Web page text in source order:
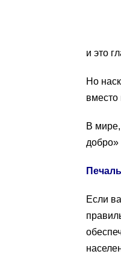
и это
Но
вместо
В мире,
добро»
Если